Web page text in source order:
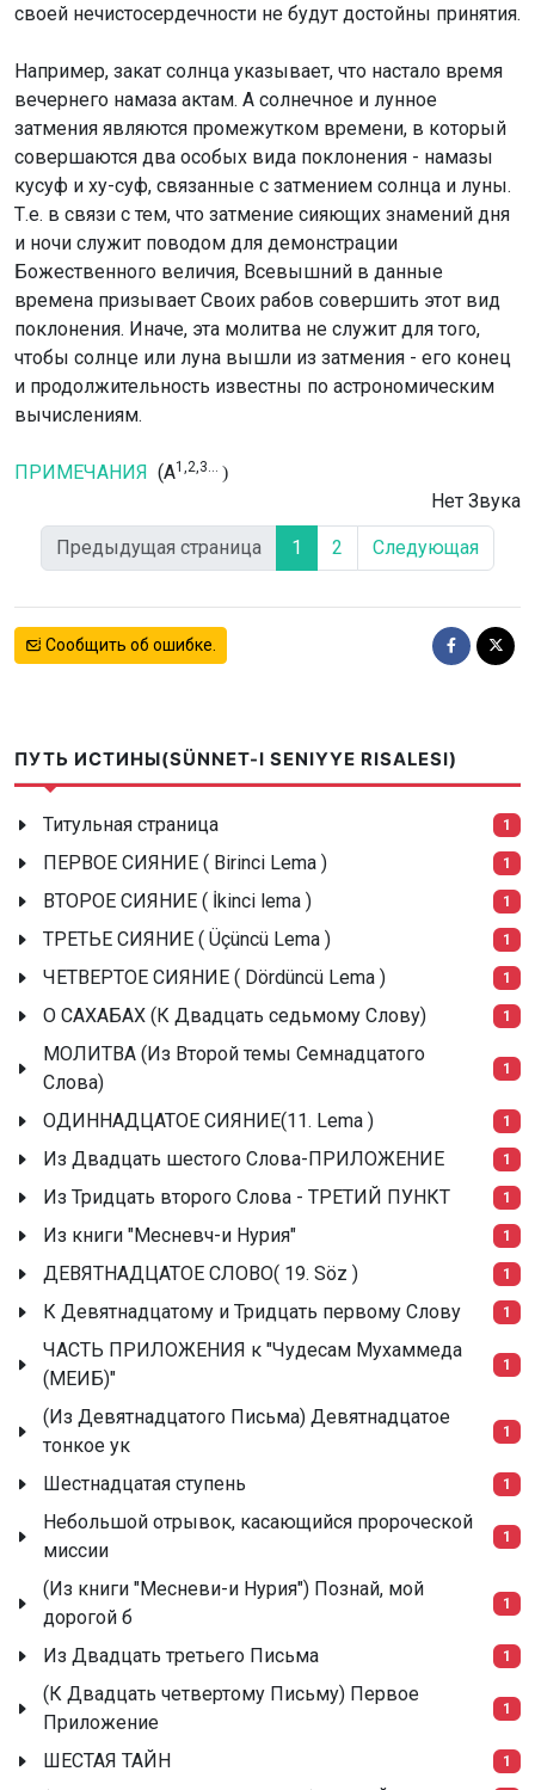
своей нечистосердечности не будут достойны принятия.
Например, закат солнца указывает, что настало время
вечернего намаза актам. А солнечное и лунное
затмения являются промежутком времени, в который
совершаются два особых вида поклонения - намазы
кусуф и ху-суф, связанные с затмением солнца и луны.
Т.е. в связи с тем, что затмение сияющих знамений дня
и ночи служит поводом для демонстрации
Божественного величия, Всевышний в данные
времена призывает Своих рабов совершить этот вид
поклонения. Иначе, эта молитва не служит для того,
чтобы солнце или луна вышли из затмения - его конец
и продолжительность известны по астрономическим
вычислениям.
ПРИМЕЧАНИЯ (A1,2,3... )
Нет Звука
Предыдущая страница 1 2 Следующая
Сообщить об ошибке.
ПУТЬ ИСТИНЫ(SÜNNET-I SENIYYE RISALESI)
Титульная страница 1
ПЕРВОЕ СИЯНИЕ ( Birinci Lema ) 1
ВТОРОЕ СИЯНИЕ ( İkinci lema ) 1
ТРЕТЬЕ СИЯНИЕ ( Üçüncü Lema ) 1
ЧЕТВЕРТОЕ СИЯНИЕ ( Dördüncü Lema ) 1
О САХАБАХ (К Двадцать седьмому Слову) 1
МОЛИТВА (Из Второй темы Семнадцатого
Слова)
1
ОДИННАДЦАТОЕ СИЯНИЕ(11. Lema ) 1
Из Двадцать шестого Слова-ПРИЛОЖЕНИЕ 1
Из Тридцать второго Слова - ТРЕТИЙ ПУНКТ 1
Из книги "Месневч-и Нурия" 1
ДЕВЯТНАДЦАТОЕ СЛОВО( 19. Söz ) 1
К Девятнадцатому и Тридцать первому Слову 1
ЧАСТЬ ПРИЛОЖЕНИЯ к "Чудесам Мухаммеда
(МЕИБ)"
1
(Из Девятнадцатого Письма) Девятнадцатое
тонкое ук
1
Шестнадцатая ступень 1
Небольшой отрывок, касающийся пророческой
миссии
1
(Из книги "Месневи-и Нурия") Познай, мой
дорогой б
1
Из Двадцать третьего Письма 1
(К Двадцать четвертому Письму) Первое
Приложение
1
ШЕСТАЯ ТАЙН 1